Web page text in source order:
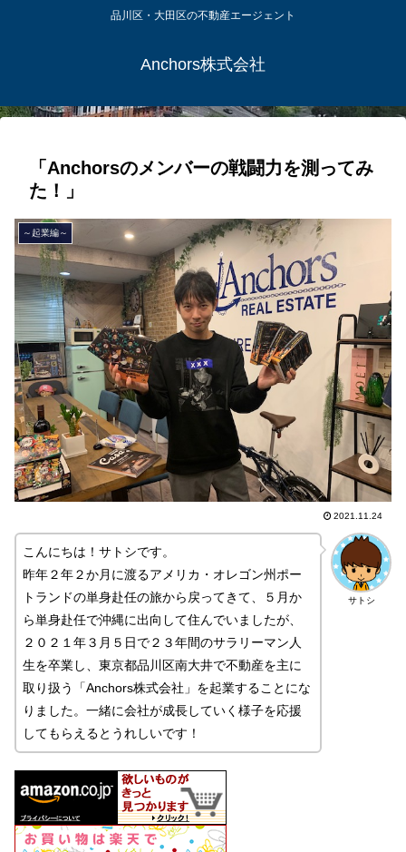
品川区・大田区の不動産エージェント
Anchors株式会社
「Anchorsのメンバーの戦闘力を測ってみ
た！」
～起業編～
2021.11.24
サトシ
こんにちは！サトシです。
昨年２年２か月に渡るアメリカ・オレゴン州ポー
トランドの単身赴任の旅から戻ってきて、５月か
ら単身赴任で沖縄に出向して住んでいましたが、
２０２１年３月５日で２３年間のサラリーマン人
生を卒業し、東京都品川区南大井で不動産を主に
取り扱う「Anchors株式会社」を起業することにな
りました。一緒に会社が成長していく様子を応援
してもらえるとうれしいです！